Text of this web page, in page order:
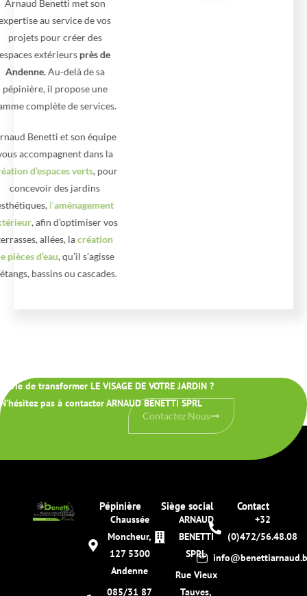
Arnaud Benetti met son
expertise au service de vos
projets pour créer des
espaces extérieursprès de
Andenne.Au-delà de sa
pépinière, il propose une
gamme complète de services.
Arnaud Benetti et son équipe
vous accompagnent dans la
création d’espaces verts, pour
concevoir des jardins
esthétiques,l’aménagement
extérieur, afin d’optimiser vos
terrasses, allées, lacréation
de pièces d’eau, qu’il s’agisse
d’étangs, bassins ou cascades.
Envie de transformer LE VISAGE DE VOTRE JARDIN ?
N’hésitez pas à contacter ARNAUD BENETTI SPRL
Contactez Nous
Pépinière
Chaussée
Moncheur,
127 5300
Andenne
085/31 87
Siège social
ARNAUD
BENETTI
SPRL
Rue Vieux
Tauves,
Contact
+32
(0)472/56.48.08